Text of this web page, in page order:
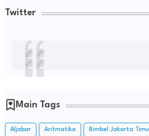
Twitter
Main Tags
Aljabar Aritmatika Bimbel Jakarta